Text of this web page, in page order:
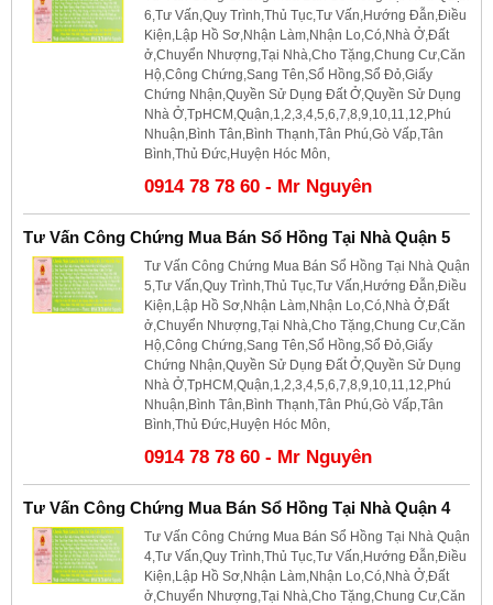
6,Tư Vấn,Quy Trình,Thủ Tục,Tư Vấn,Hướng Đẫn,Điều
Kiện,Lập Hồ Sơ,Nhận Làm,Nhận Lo,Có,Nhà Ở,Đất
ở,Chuyển Nhượng,Tại Nhà,Cho Tặng,Chung Cư,Căn
Hộ,Công Chứng,Sang Tên,Sổ Hồng,Sổ Đỏ,Giấy
Chứng Nhận,Quyền Sử Dụng Đất Ở,Quyền Sử Dụng
Nhà Ở,TpHCM,Quận,1,2,3,4,5,6,7,8,9,10,11,12,Phú
Nhuận,Bình Tân,Bình Thạnh,Tân Phú,Gò Vấp,Tân
Bình,Thủ Đức,Huyện Hóc Môn,
0914 78 78 60 - Mr Nguyên
Tư Vấn Công Chứng Mua Bán Sổ Hồng Tại Nhà Quận 5
Tư Vấn Công Chứng Mua Bán Sổ Hồng Tại Nhà Quận
5,Tư Vấn,Quy Trình,Thủ Tục,Tư Vấn,Hướng Đẫn,Điều
Kiện,Lập Hồ Sơ,Nhận Làm,Nhận Lo,Có,Nhà Ở,Đất
ở,Chuyển Nhượng,Tại Nhà,Cho Tặng,Chung Cư,Căn
Hộ,Công Chứng,Sang Tên,Sổ Hồng,Sổ Đỏ,Giấy
Chứng Nhận,Quyền Sử Dụng Đất Ở,Quyền Sử Dụng
Nhà Ở,TpHCM,Quận,1,2,3,4,5,6,7,8,9,10,11,12,Phú
Nhuận,Bình Tân,Bình Thạnh,Tân Phú,Gò Vấp,Tân
Bình,Thủ Đức,Huyện Hóc Môn,
0914 78 78 60 - Mr Nguyên
Tư Vấn Công Chứng Mua Bán Sổ Hồng Tại Nhà Quận 4
Tư Vấn Công Chứng Mua Bán Sổ Hồng Tại Nhà Quận
4,Tư Vấn,Quy Trình,Thủ Tục,Tư Vấn,Hướng Đẫn,Điều
Kiện,Lập Hồ Sơ,Nhận Làm,Nhận Lo,Có,Nhà Ở,Đất
ở,Chuyển Nhượng,Tại Nhà,Cho Tặng,Chung Cư,Căn